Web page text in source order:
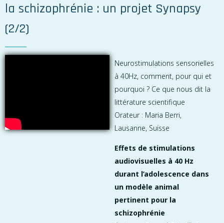
la schizophrénie : un projet Synapsy
(2/2)
Neurostimulations sensorielles
à 40Hz, comment, pour qui et
pourquoi ? Ce que nous dit la
littérature scientifique
Orateur : Maria Berri,
Lausanne, Suisse
Effets de stimulations
audiovisuelles à 40 Hz
durant l’adolescence dans
un modèle animal
pertinent pour la
schizophrénie